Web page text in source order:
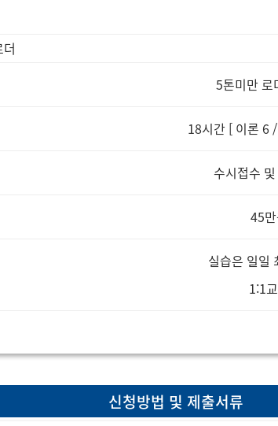
5톤미만 로
18시간 [ 이론 6
수시접수
45
실습은 일일
1:1
신청방법 및 제출서류